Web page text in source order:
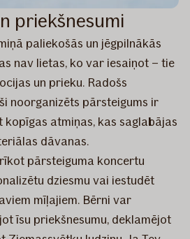
priekšnesumi
paliekošās un jēgpilnākās
nav lietas, ko var iesaiņot – tie
un prieku. Radošs
noorganizēts pārsteigums ir
atmiņas, kas saglabājas
dāvanas.
pārsteiguma koncertu
dziesmu vai iestudēt
mīļajiem. Bērni var
īsu priekšnesumu, deklamējot